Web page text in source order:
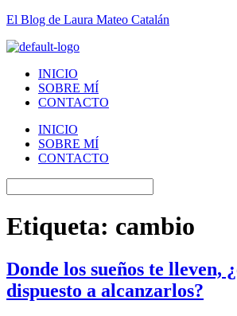
El Blog de Laura Mateo Catalán
INICIO
SOBRE MÍ
CONTACTO
INICIO
SOBRE MÍ
CONTACTO
Etiqueta: cambio
Donde los sueños te lleven,
dispuesto a alcanzarlos?